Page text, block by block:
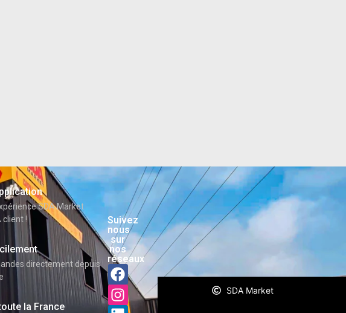
SDA Market
client !
directement depuis
la France
Suivez
nous
sur
nos
réseaux
SDA Market